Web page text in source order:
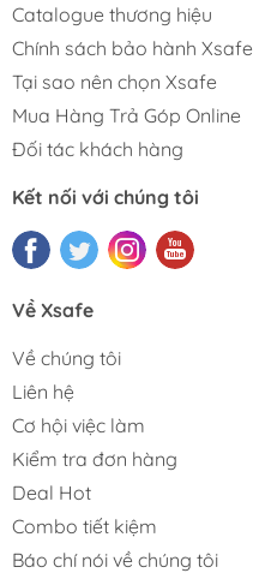
Catalogue thương hiệu
Chính sách bảo hành Xsafe
Tại sao nên chọn Xsafe
Mua Hàng Trả Góp Online
Đối tác khách hàng
Kết nối với chúng tôi
Về Xsafe
Về chúng tôi
Liên hệ
Cơ hội việc làm
Kiểm tra đơn hàng
Deal Hot
Combo tiết kiệm
Báo chí nói về chúng tôi